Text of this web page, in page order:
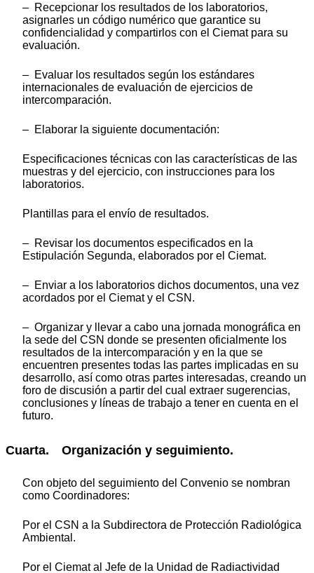
– Recepcionar los resultados de los laboratorios,
asignarles un código numérico que garantice su
confidencialidad y compartirlos con el Ciemat para su
evaluación.
– Evaluar los resultados según los estándares
internacionales de evaluación de ejercicios de
intercomparación.
– Elaborar la siguiente documentación:
Especificaciones técnicas con las características de las
muestras y del ejercicio, con instrucciones para los
laboratorios.
Plantillas para el envío de resultados.
– Revisar los documentos especificados en la
Estipulación Segunda, elaborados por el Ciemat.
– Enviar a los laboratorios dichos documentos, una vez
acordados por el Ciemat y el CSN.
– Organizar y llevar a cabo una jornada monográfica en
la sede del CSN donde se presenten oficialmente los
resultados de la intercomparación y en la que se
encuentren presentes todas las partes implicadas en su
desarrollo, así como otras partes interesadas, creando un
foro de discusión a partir del cual extraer sugerencias,
conclusiones y líneas de trabajo a tener en cuenta en el
futuro.
Cuarta. Organización y seguimiento.
Con objeto del seguimiento del Convenio se nombran
como Coordinadores:
Por el CSN a la Subdirectora de Protección Radiológica
Ambiental.
Por el Ciemat al Jefe de la Unidad de Radiactividad